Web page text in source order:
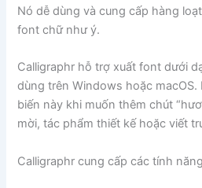
Nó dễ dùng và cung cấp hàng
font chữ như ý.
Calligraphr hỗ trợ xuất font dưới
dùng trên Windows hoặc
biến này khi muốn thêm chút
mời, tác phẩm thiết kế hoặc viết
Calligraphr cung cấp các tính